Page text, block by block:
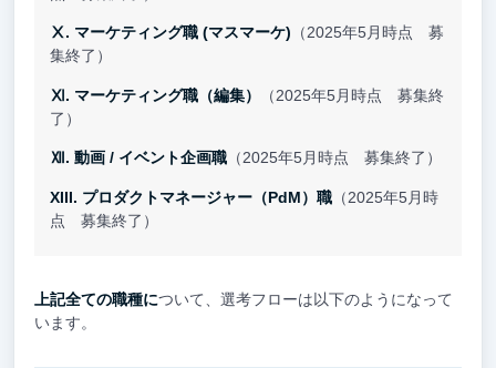
Ⅹ. マーケティング職 (マスマーケ) （2025年5月時点 募
集終了）
Ⅺ. マーケティング職（編集）
（2025年5月時点 募集終
了）
Ⅻ. 動画 / イベント企画職 （2025年5月時点 募集終了）
XIII. プロダクトマネージャー（PdM）職 （2025年5月時
点 募集終了）
上記全ての職種について、選考フローは以下のようになって
います。